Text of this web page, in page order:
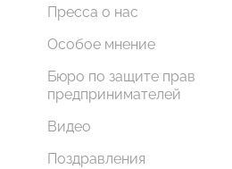
Пресса о нас
Особое мнение
Бюро по защите прав
предпринимателей
Видео
Поздравления